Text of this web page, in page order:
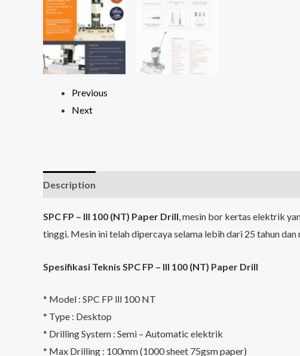
Previous
Next
Description
SPC FP – III 100 (NT) Paper Drill, mesin bor kertas elektrik
tinggi. Mesin ini telah dipercaya selama lebih dari 25 tahun
Spesifikasi Teknis SPC FP – III 100 (NT) Paper Drill
* Model : SPC FP lll 100 NT
* Type : Desktop
* Drilling System : Semi – Automatic elektrik
* Max Drilling : 100mm (1000 sheet 75gsm paper)